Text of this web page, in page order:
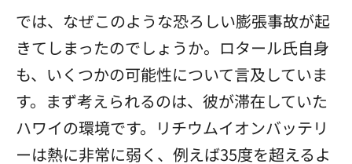
では、なぜこのような恐ろしい膨張事故が起
きてしまったのでしょうか。ロタール氏自身
も、いくつかの可能性について言及していま
す。まず考えられるのは、彼が滞在していた
ハワイの環境です。リチウムイオンバッテリ
ーは熱に非常に弱く、例えば35度を超えるよ